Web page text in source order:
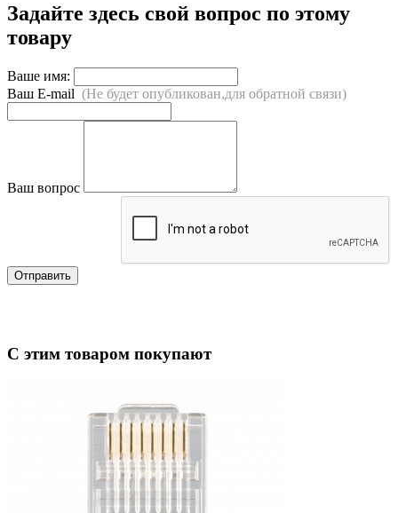
Задайте здесь свой вопрос по этому
товару
Ваше имя:
Ваш E-mail (Не будет опубликован,для обратной связи)
Ваш вопрос
Отправить
С этим товаром покупают